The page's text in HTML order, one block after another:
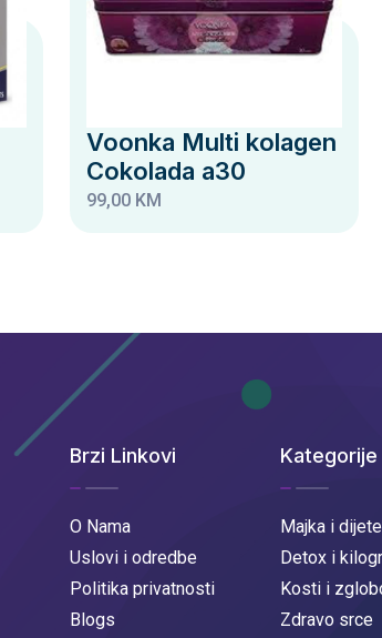
Voonka Multi kolagen
Cokolada a30
99,00 KM
Brzi Linkovi
O Nama
Uslovi i odredbe
Politika privatnosti
Blogs
Kategorije
Majka i dijete
Detox i
Kosti i
Zdravo srce